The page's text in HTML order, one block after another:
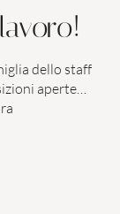
dello staff
aperte…